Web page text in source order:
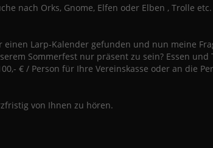
nach Orks, Gnome, Elfen oder Elben , Trolle
Larp-Kalender gefunden und nun meine
Sommerfest nur präsent zu sein? Essen
€ / Person für Ihre Vereinskasse oder an die
von Ihnen zu hören.